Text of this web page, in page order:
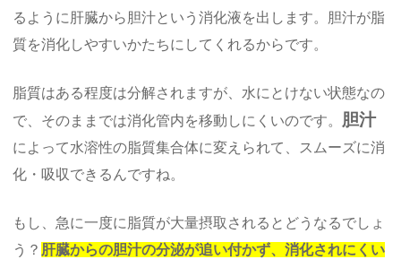
るように肝臓から胆汁という消化液を出します。胆汁が脂
質を消化しやすいかたちにしてくれるからです。
脂質はある程度は分解されますが、水にとけない状態なの
で、そのままでは消化管内を移動しにくいのです。 胆汁
によって水溶性の脂質集合体に変えられて、スムーズに消
化・吸収できるんですね。
もし、急に一度に脂質が大量摂取されるとどうなるでしょ
う？ 肝臓からの胆汁の分泌が追い付かず、消化されにくい